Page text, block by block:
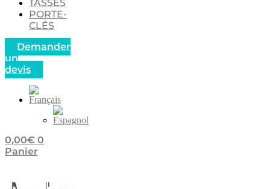
TASSES
PORTE-
CLÉS
Demander
un
devis
0,00€ 0
Panier